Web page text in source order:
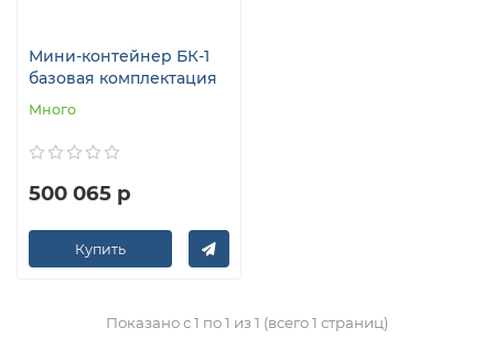
Мини-контейнер БК-1
базовая комплектация
Много
500 065 р
Купить
Показано с 1 по 1 из 1 (всего 1 страниц)